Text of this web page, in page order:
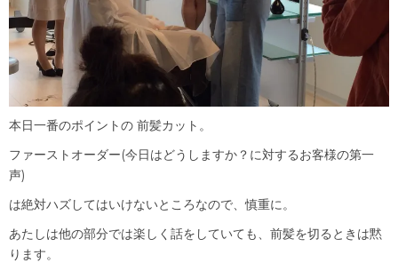
本日一番のポイントの 前髪カット。
ファーストオーダー(今日はどうしますか？に対するお客様の第一
声)
は絶対ハズしてはいけないところなので、慎重に。
あたしは他の部分では楽しく話をしていても、前髪を切るときは黙
ります。